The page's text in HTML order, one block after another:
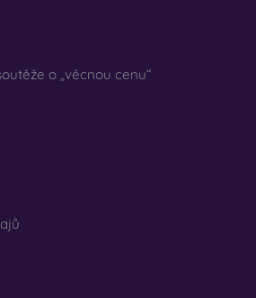
o „věcnou cenu“